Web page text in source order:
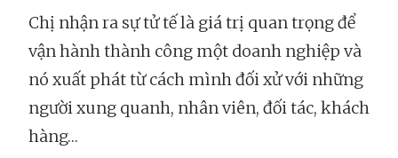
Chị nhận ra sự tử tế là giá trị quan trọng để
vận hành thành công một doanh nghiệp và
nó xuất phát từ cách mình đối xử với những
người xung quanh, nhân viên, đối tác, khách
hàng…